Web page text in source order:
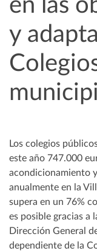
en las
y
Los colegios
este año 747.000
acondicionamiento
anualmente en la
supera en un 76%
es posible gracias a
Dirección General
dependiente de la